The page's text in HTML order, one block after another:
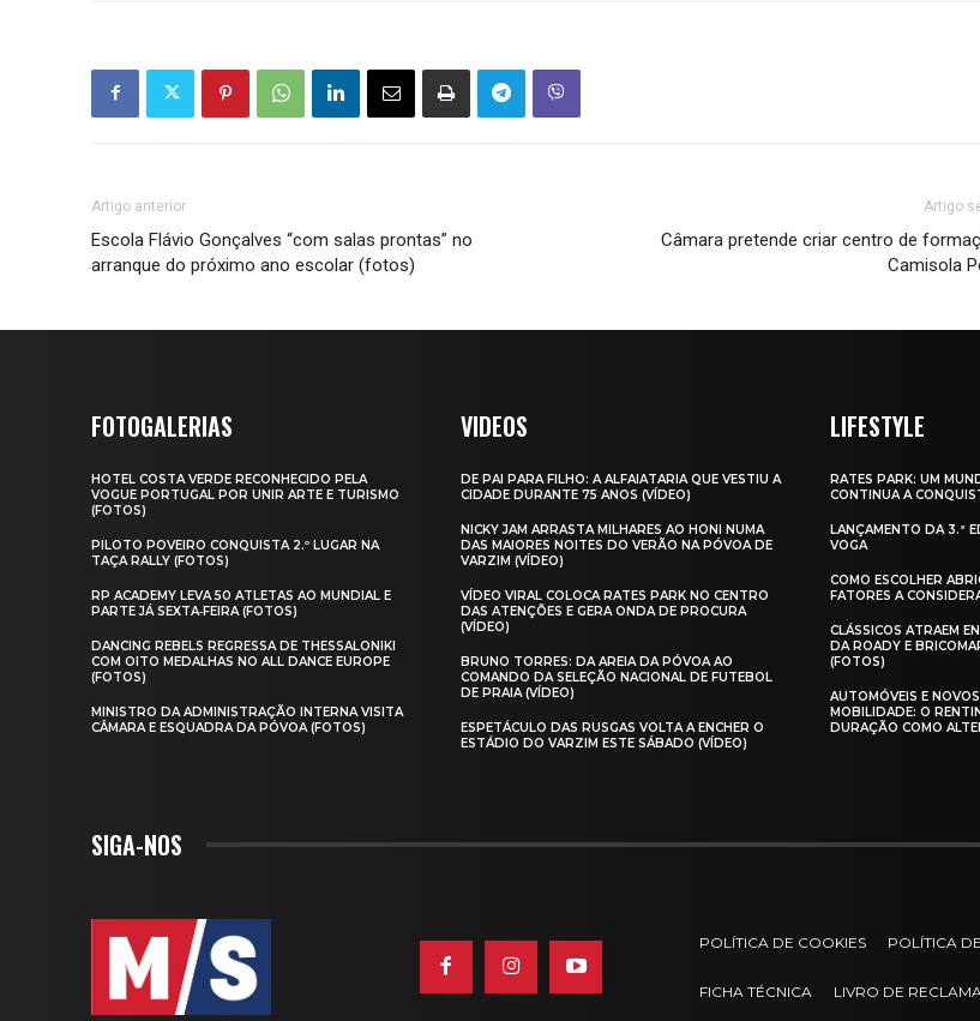
Artigo anterior
Escola Flávio Gonçalves “com salas prontas” no
arranque do próximo ano escolar (fotos)
Artigo
Câmara pretende criar centro de
Camisola
FOTOGALERIAS
HOTEL COSTA VERDE RECONHECIDO PELA
VOGUE PORTUGAL POR UNIR ARTE E TURISMO
(FOTOS)
PILOTO POVEIRO CONQUISTA 2.º LUGAR NA
TAÇA RALLY (FOTOS)
RP ACADEMY LEVA 50 ATLETAS AO MUNDIAL E
PARTE JÁ SEXTA‑FEIRA (FOTOS)
DANCING REBELS REGRESSA DE THESSALONIKI
COM OITO MEDALHAS NO ALL DANCE EUROPE
(FOTOS)
MINISTRO DA ADMINISTRAÇÃO INTERNA VISITA
CÂMARA E ESQUADRA DA PÓVOA (FOTOS)
VIDEOS
DE PAI PARA FILHO: A ALFAIATARIA QUE VESTIU A
CIDADE DURANTE 75 ANOS (VÍDEO)
NICKY JAM ARRASTA MILHARES AO HONI NUMA
DAS MAIORES NOITES DO VERÃO NA PÓVOA DE
VARZIM (VÍDEO)
VÍDEO VIRAL COLOCA RATES PARK NO CENTRO
DAS ATENÇÕES E GERA ONDA DE PROCURA
(VÍDEO)
BRUNO TORRES: DA AREIA DA PÓVOA AO
COMANDO DA SELEÇÃO NACIONAL DE FUTEBOL
DE PRAIA (VÍDEO)
ESPETÁCULO DAS RUSGAS VOLTA A ENCHER O
ESTÁDIO DO VARZIM ESTE SÁBADO (VÍDEO)
LIFESTYLE
RATES PARK: UM
CONTINUA A
LANÇAMENTO DA 3.ª
VOGA
COMO ESCOLHER
FATORES A
CLÁSSICOS ATRAEM
DA ROADY E
(FOTOS)
AUTOMÓVEIS E
MOBILIDADE: O
DURAÇÃO COMO
SIGA-NOS
POLÍTICA DE COOKIES POLÍTICA
FICHA TÉCNICA LIVRO DE